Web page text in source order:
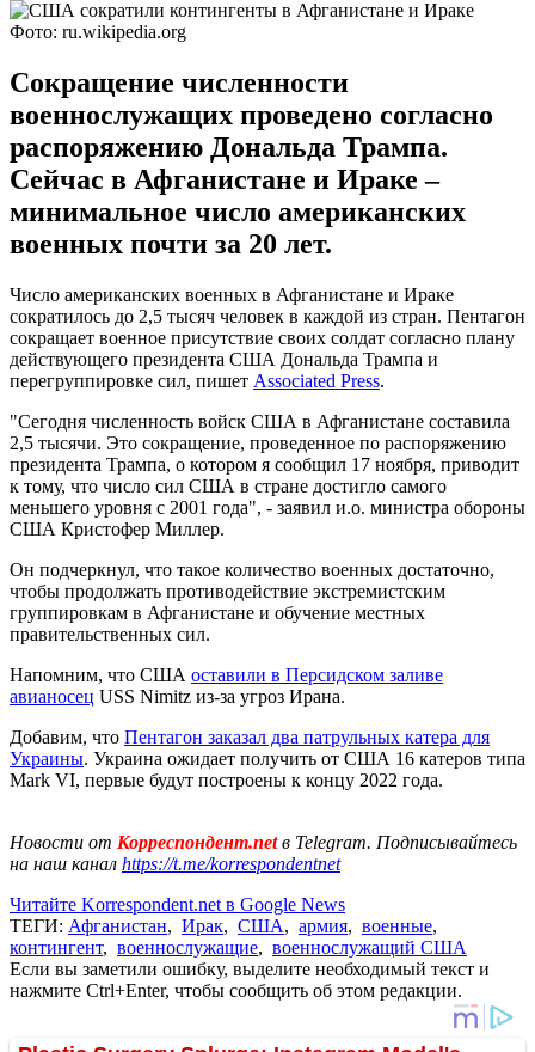
Фото: ru.wikipedia.org
Сокращение численности
военнослужащих проведено согласно
распоряжению Дональда Трампа.
Сейчас в Афганистане и Ираке –
минимальное число американских
военных почти за 20 лет.
Число американских военных в Афганистане и Ираке
сократилось до 2,5 тысяч человек в каждой из стран. Пентагон
сокращает военное присутствие своих солдат согласно плану
действующего президента США Дональда Трампа и
перегруппировке сил, пишет Associated Press.
"Сегодня численность войск США в Афганистане составила
2,5 тысячи. Это сокращение, проведенное по распоряжению
президента Трампа, о котором я сообщил 17 ноября, приводит
к тому, что число сил США в стране достигло самого
меньшего уровня с 2001 года", - заявил и.о. министра обороны
США Кристофер Миллер.
Он подчеркнул, что такое количество военных достаточно,
чтобы продолжать противодействие экстремистским
группировкам в Афганистане и обучение местных
правительственных сил.
Напомним, что США оставили в Персидском заливе
авианосец USS Nimitz из-за угроз Ирана.
Добавим, что Пентагон заказал два патрульных катера для
Украины. Украина ожидает получить от США 16 катеров типа
Mark VI, первые будут построены к концу 2022 года.
Новости от Корреспондент.netв Telegram. Подписывайтесь
на наш канал https://t.me/korrespondentnet
Читайте Korrespondent.net в Google News
ТЕГИ: Афганистан, Ирак, США, армия, военные,
контингент, военнослужащие, военнослужащий США
Если вы заметили ошибку, выделите необходимый текст и
нажмите Ctrl+Enter, чтобы сообщить об этом редакции.